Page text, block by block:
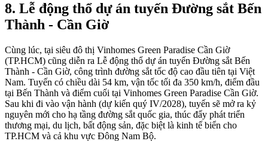
8. Lễ động thổ dự án tuyến Đường sắt Bến
Thành - Cần Giờ
Cùng lúc, tại siêu đô thị Vinhomes Green Paradise Cần Giờ
(TP.HCM) cũng diễn ra Lễ động thổ dự án tuyến Đường sắt Bến
Thành - Cần Giờ, công trình đường sắt tốc độ cao đầu tiên tại Việt
Nam. Tuyến có chiều dài 54 km, vận tốc tối đa 350 km/h, điểm đầu
tại Bến Thành và điểm cuối tại Vinhomes Green Paradise Cần Giờ.
Sau khi đi vào vận hành (dự kiến quý IV/2028), tuyến sẽ mở ra kỷ
nguyên mới cho hạ tầng đường sắt quốc gia, thúc đẩy phát triển
thương mại, du lịch, bất động sản, đặc biệt là kinh tế biển cho
TP.HCM và cả khu vực Đông Nam Bộ.